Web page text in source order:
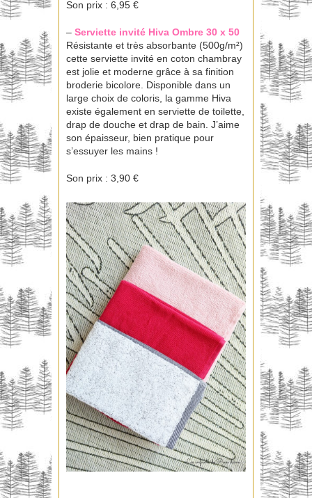
Son prix : 6,95 €
– Serviette invité Hiva Ombre 30 x 50
Résistante et très absorbante (500g/m²)
cette serviette invité en coton chambray
est jolie et moderne grâce à sa finition
broderie bicolore. Disponible dans un
large choix de coloris, la gamme Hiva
existe également en serviette de toilette,
drap de douche et drap de bain. J’aime
son épaisseur, bien pratique pour
s’essuyer les mains !
Son prix : 3,90 €